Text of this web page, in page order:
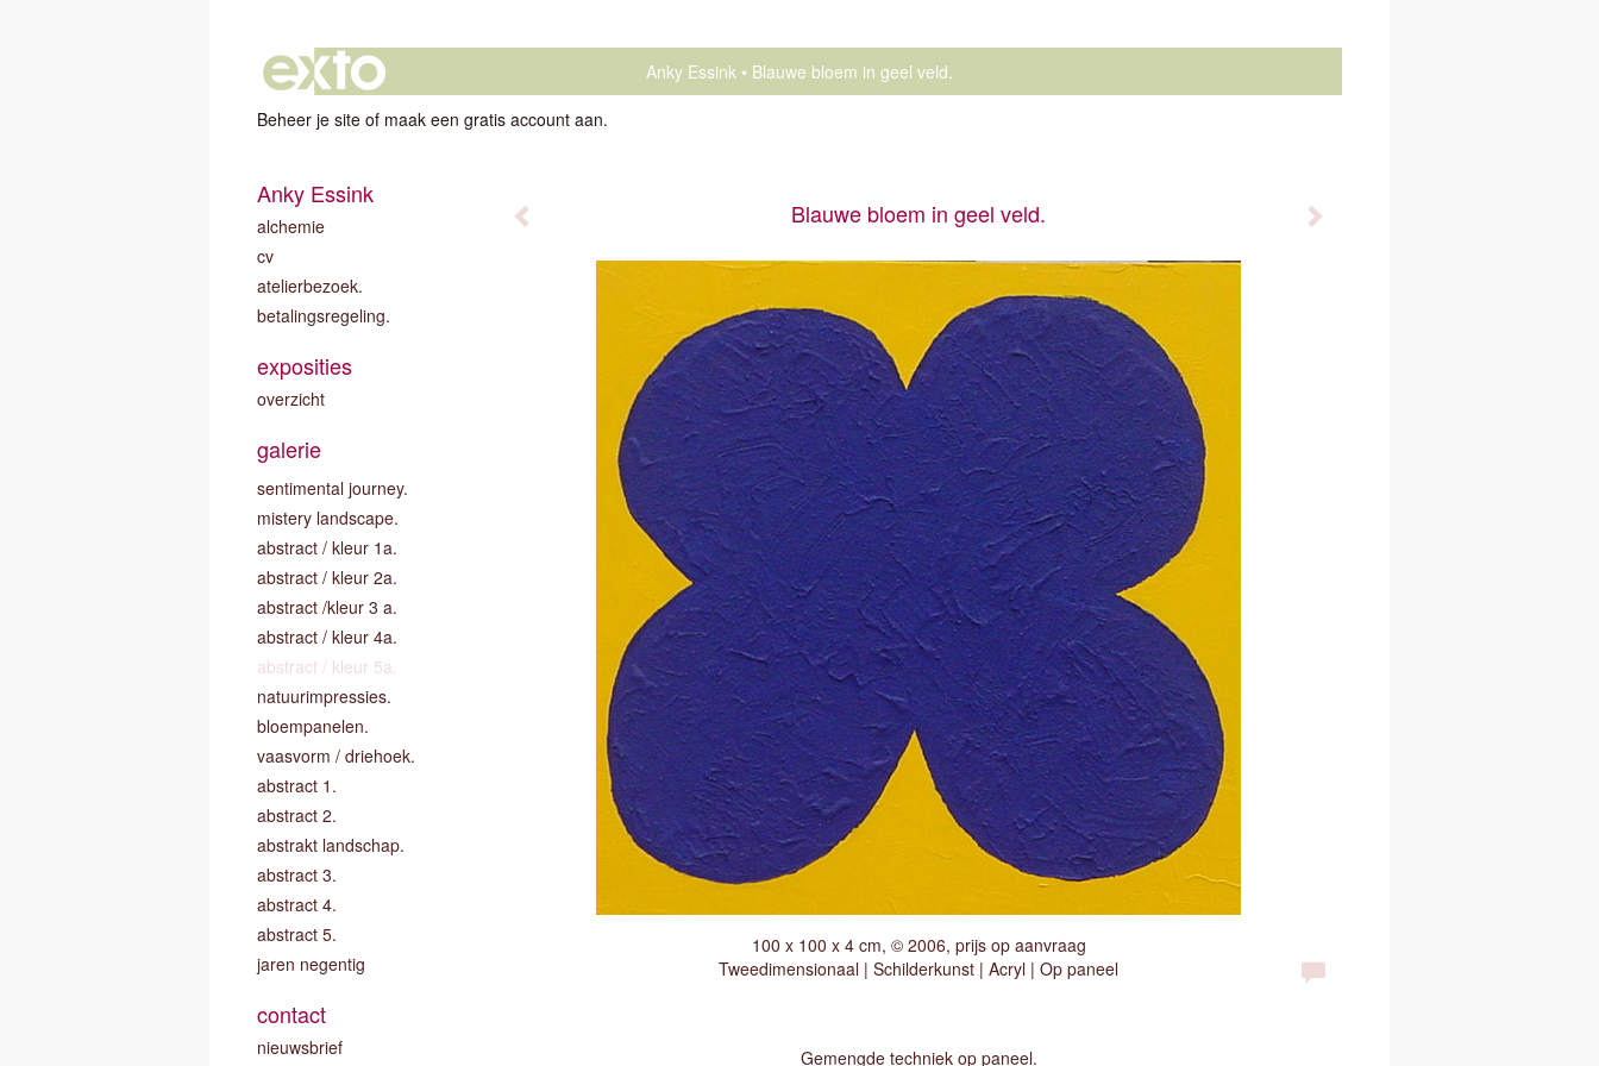
Anky Essink
Blauwe bloem in geel veld.
Beheer je site of maak een gratis account aan.
Blauwe bloem in geel veld.
100 x 100 x 4 cm, © 2006, prijs op aanvraag
Tweedimensionaal | Schilderkunst | Acryl | Op paneel
Gemengde techniek op paneel.
Anky Essink
alchemie
cv
atelierbezoek.
betalingsregeling.
exposities
overzicht
galerie
sentimental journey.
mistery landscape.
abstract / kleur 1a.
abstract / kleur 2a.
abstract /kleur 3 a.
abstract / kleur 4a.
abstract / kleur 5a.
natuurimpressies.
bloempanelen.
vaasvorm / driehoek.
abstract 1.
abstract 2.
abstrakt landschap.
abstract 3.
abstract 4.
abstract 5.
jaren negentig
contact
nieuwsbrief